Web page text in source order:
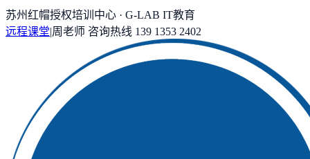
苏州红帽授权培训中心 · G-LAB IT教育
远程课堂|周老师 咨询热线 139 1353 2402